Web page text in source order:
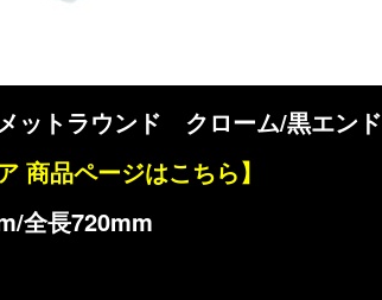
ットラウンド クローム/黒エンド
商品ページはこちら】
全長720mm